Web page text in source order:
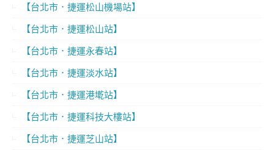
【台北市．捷運松山機場站】
【台北市．捷運松山站】
【台北市．捷運永春站】
【台北市．捷運淡水站】
【台北市．捷運港墘站】
【台北市．捷運科技大樓站】
【台北市．捷運芝山站】